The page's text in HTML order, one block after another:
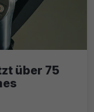
über 75